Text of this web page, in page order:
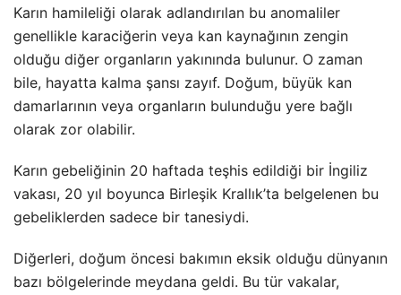
Karın hamileliği olarak adlandırılan bu anomaliler
genellikle karaciğerin veya kan kaynağının zengin
olduğu diğer organların yakınında bulunur. O zaman
bile, hayatta kalma şansı zayıf. Doğum, büyük kan
damarlarının veya organların bulunduğu yere bağlı
olarak zor olabilir.
Karın gebeliğinin 20 haftada teşhis edildiği bir İngiliz
vakası, 20 yıl boyunca Birleşik Krallık’ta belgelenen bu
gebeliklerden sadece bir tanesiydi.
Diğerleri, doğum öncesi bakımın eksik olduğu dünyanın
bazı bölgelerinde meydana geldi. Bu tür vakalar,